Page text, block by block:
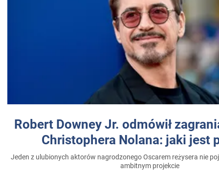
Robert Downey Jr. odmówił
Christophera Nolana: jaki jest
Jeden z ulubionych aktorów nagrodzonego Oscarem reżysera nie
ambitnym projekcie